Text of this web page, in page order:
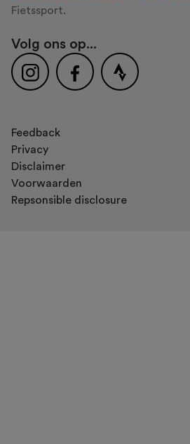
Fietssport.
Volg ons op...
Feedback
Privacy
Disclaimer
Voorwaarden
Repsonsible disclosure